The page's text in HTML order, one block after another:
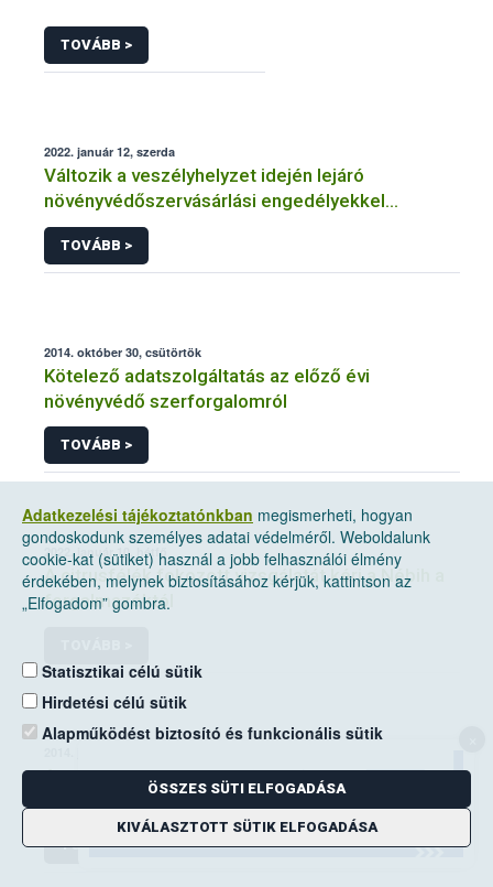
TOVÁBB >
2022. január 12, szerda
Változik a veszélyhelyzet idején lejáró
növényvédőszervásárlási engedélyekkel
kapcsolatos szabályozás
TOVÁBB >
2014. október 30, csütörtök
Kötelező adatszolgáltatás az előző évi
növényvédő szerforgalomról
TOVÁBB >
2022. január 10, hétfő
A citrusfélék fokozott vizsgálatát kéri a Nébih a
forgalmazóktól
A mezei pocok elleni védekezési kötelezettség
a földhasználók kiemelt feladata
TOVÁBB >
Adatkezelési tájékoztatónkban megismerheti, hogyan
gondoskodunk személyes adatai védelméről. Weboldalunk
cookie-kat (sütiket) használ a jobb felhasználói élmény
érdekében, melynek biztosításához kérjük, kattintson az
„Elfogadom” gombra.
Statisztikai célú sütik
Hirdetési célú sütik
Alapműködést biztosító és funkcionális sütik
ÖSSZES SÜTI ELFOGADÁSA
KIVÁLASZTOTT SÜTIK ELFOGADÁSA